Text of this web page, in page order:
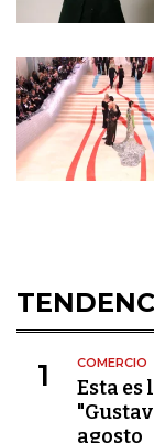
1 COMERCIO
Esta
agosto